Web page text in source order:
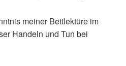
meiner Bettlektüre im
Handeln und Tun bei